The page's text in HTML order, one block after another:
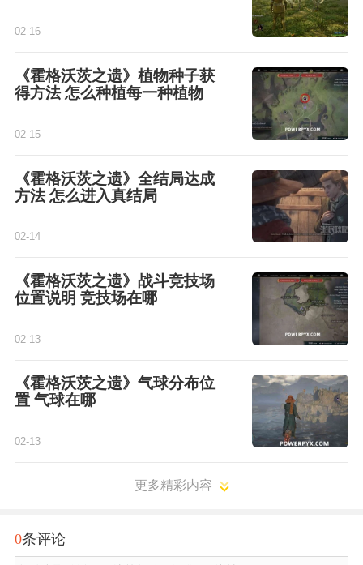
02-16
《霍格沃茨之遗》植物种子获
得方法 怎么种植每一种植物
02-15
《霍格沃茨之遗》全结局达成
方法 怎么进入真结局
02-14
《霍格沃茨之遗》战斗竞技场
位置说明 竞技场在哪
02-13
《霍格沃茨之遗》气球分布位
置 气球在哪
02-13
更多精彩内容
0条评论